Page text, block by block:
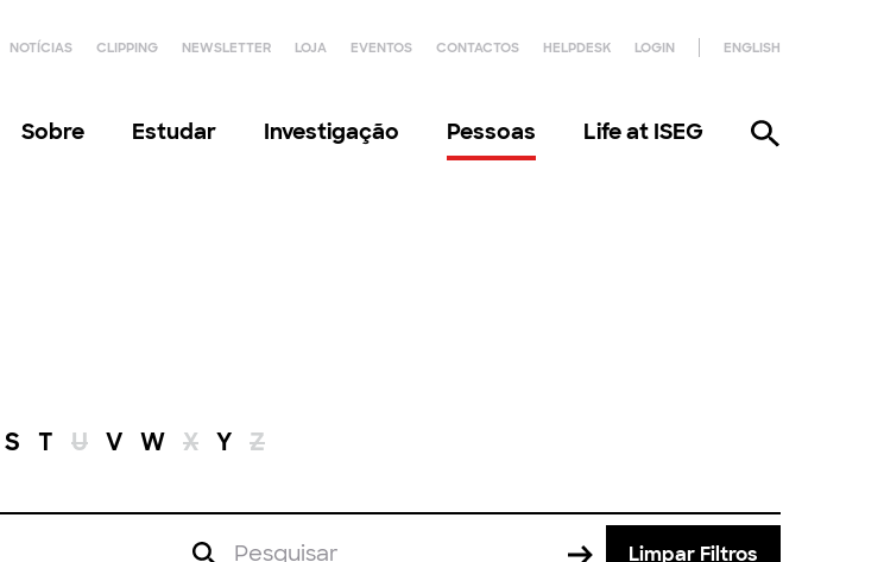
NOTÍCIAS CLIPPING NEWSLETTER LOJA EVENTOS CONTACTOS HELPDESK LOGIN ENGLISH
Sobre Estudar Investigação Pessoas Life at ISEG
S T U V W X Y Z
Limpar Filtros